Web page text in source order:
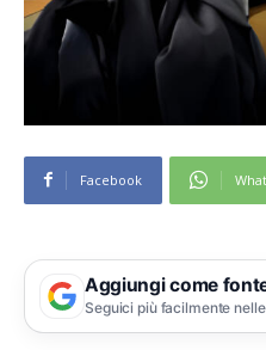
Facebook
Aggiungi come
Seguici più facilmente